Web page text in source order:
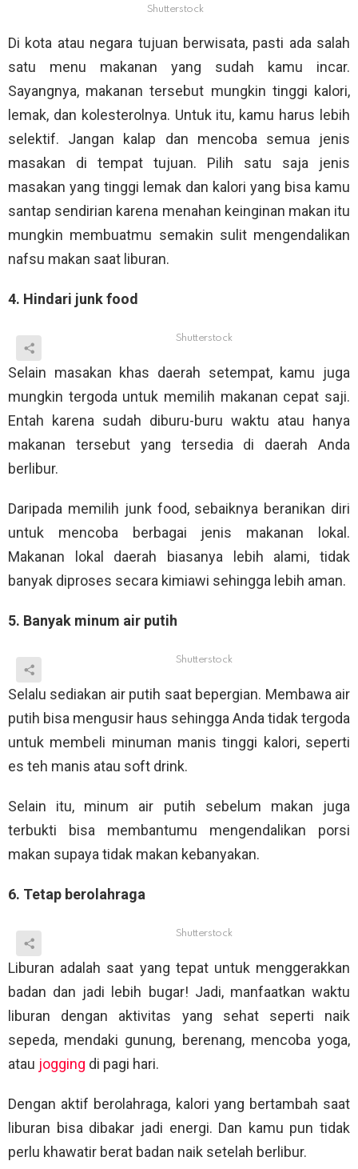
Shutterstock
Di kota atau negara tujuan berwisata, pasti ada salah
satu menu makanan yang sudah kamu incar.
Sayangnya, makanan tersebut mungkin tinggi kalori,
lemak, dan kolesterolnya. Untuk itu, kamu harus lebih
selektif. Jangan kalap dan mencoba semua jenis
masakan di tempat tujuan. Pilih satu saja jenis
masakan yang tinggi lemak dan kalori yang bisa kamu
santap sendirian karena menahan keinginan makan itu
mungkin membuatmu semakin sulit mengendalikan
nafsu makan saat liburan.
4. Hindari junk food
Shutterstock
Selain masakan khas daerah setempat, kamu juga
mungkin tergoda untuk memilih makanan cepat saji.
Entah karena sudah diburu-buru waktu atau hanya
makanan tersebut yang tersedia di daerah Anda
berlibur.
Daripada memilih junk food, sebaiknya beranikan diri
untuk mencoba berbagai jenis makanan lokal.
Makanan lokal daerah biasanya lebih alami, tidak
banyak diproses secara kimiawi sehingga lebih aman.
5. Banyak minum air putih
Shutterstock
Selalu sediakan air putih saat bepergian. Membawa air
putih bisa mengusir haus sehingga Anda tidak tergoda
untuk membeli minuman manis tinggi kalori, seperti
es teh manis atau soft drink.
Selain itu, minum air putih sebelum makan juga
terbukti bisa membantumu mengendalikan porsi
makan supaya tidak makan kebanyakan.
6. Tetap berolahraga
Shutterstock
Liburan adalah saat yang tepat untuk menggerakkan
badan dan jadi lebih bugar! Jadi, manfaatkan waktu
liburan dengan aktivitas yang sehat seperti naik
sepeda, mendaki gunung, berenang, mencoba yoga,
atau jogging di pagi hari.
Dengan aktif berolahraga, kalori yang bertambah saat
liburan bisa dibakar jadi energi. Dan kamu pun tidak
perlu khawatir berat badan naik setelah berlibur.